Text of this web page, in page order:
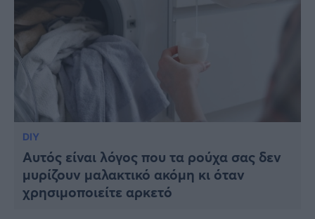
DIY
Αυτός είναι λόγος που τα ρούχα σας δεν
μυρίζουν μαλακτικό ακόμη κι όταν
χρησιμοποιείτε αρκετό